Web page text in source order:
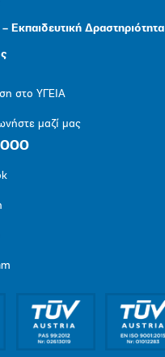
Εκπαιδευτική Δραστηριότητα
στο ΥΓΕΙΑ
μαζί μας